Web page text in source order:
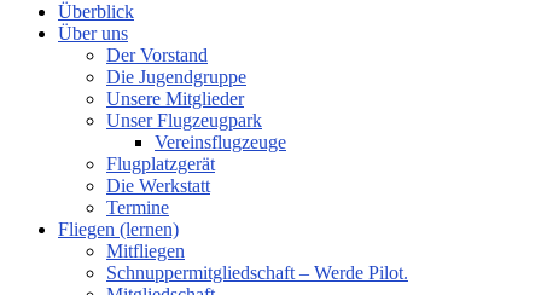
Überblick
Über uns
Der Vorstand
Die Jugendgruppe
Unsere Mitglieder
Unser Flugzeugpark
Vereinsflugzeuge
Flugplatzgerät
Die Werkstatt
Termine
Fliegen (lernen)
Mitfliegen
Schnuppermitgliedschaft – Werde Pilot.